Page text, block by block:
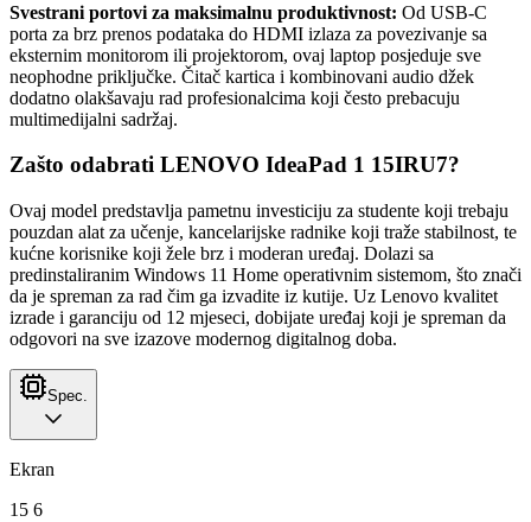
Svestrani portovi za maksimalnu produktivnost: Od USB-C
porta za brz prenos podataka do HDMI izlaza za povezivanje sa
eksternim monitorom ili projektorom, ovaj laptop posjeduje sve
neophodne priključke. Čitač kartica i kombinovani audio džek
dodatno olakšavaju rad profesionalcima koji često prebacuju
multimedijalni sadržaj.
Zašto odabrati LENOVO IdeaPad 1 15IRU7?
Ovaj model predstavlja pametnu investiciju za studente koji trebaju
pouzdan alat za učenje, kancelarijske radnike koji traže stabilnost, te
kućne korisnike koji žele brz i moderan uređaj. Dolazi sa
predinstaliranim Windows 11 Home operativnim sistemom, što znači
da je spreman za rad čim ga izvadite iz kutije. Uz Lenovo kvalitet
izrade i garanciju od 12 mjeseci, dobijate uređaj koji je spreman da
odgovori na sve izazove modernog digitalnog doba.
Spec.
Ekran
15 6